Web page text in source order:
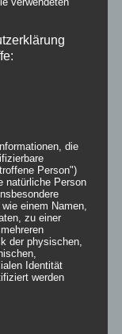
die
Person")
natürliche Person
einem Namen,
zu einer
der physischen,
Identität
werden